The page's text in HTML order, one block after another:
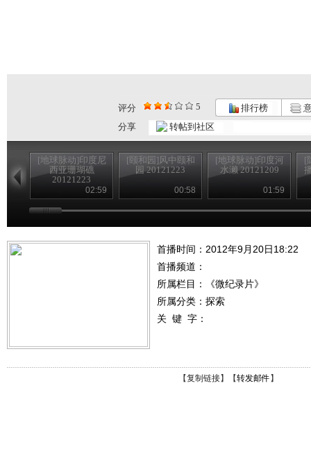
评分 5 排行榜
分享
转帖到社区
[地球脉动]印度尼
西亚珊瑚礁
20121223
02:59
[颐和园]风中颐和
园 20121223
00:58
[地球脉动]印度河
水濑 20121209
01:59
[
首播时间：2012年9月20日18:22
首播频道：
所属栏目：
《微纪录片》
所属分类：探索
关 键 字：
【复制链接】【转发邮件 】